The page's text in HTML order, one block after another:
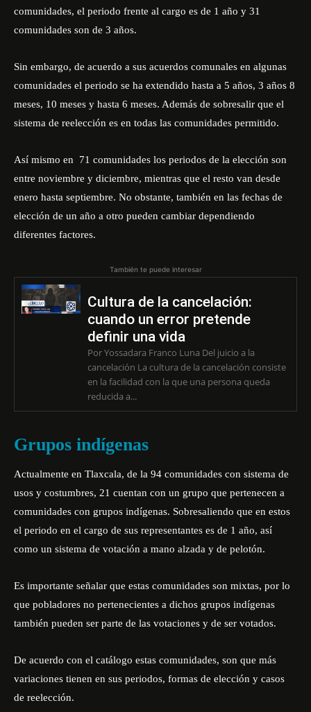
comunidades, el periodo frente al cargo es de 1 año y 31
comunidades son de 3 años.
Sin embargo, de acuerdo a sus acuerdos comunales en algunas
comunidades el periodo se ha extendido hasta a 5 años, 3 años 8
meses, 10 meses y hasta 6 meses. Además de sobresalir que el
sistema de reelección es en todas las comunidades permitido.
Así mismo en 71 comunidades los periodos de la elección son
entre noviembre y diciembre, mientras que el resto van desde
enero hasta septiembre. No obstante, también en las fechas de
elección de un año a otro pueden cambiar dependiendo
diferentes factores.
También te puede interesar
Cultura de la cancelación:
cuando un error pretende
definir una vida
Por Yossadara Franco Luna Del juicio a la
cancelación La cultura de la cancelación consiste
en la facilidad con la que una persona queda
reducida a...
Grupos indígenas
Actualmente en Tlaxcala, de la 94 comunidades con sistema de
usos y costumbres, 21 cuentan con un grupo que pertenecen a
comunidades con grupos indígenas. Sobresaliendo que en estos
el periodo en el cargo de sus representantes es de 1 año, así
como un sistema de votación a mano alzada y de pelotón.
Es importante señalar que estas comunidades son mixtas, por lo
que pobladores no pertenecientes a dichos grupos indígenas
también pueden ser parte de las votaciones y de ser votados.
De acuerdo con el catálogo estas comunidades, son que más
variaciones tienen en sus periodos, formas de elección y casos
de reelección.